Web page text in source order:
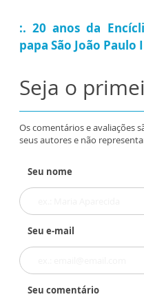
:. 20 anos da
papa São João Paulo
Seja o
Os comentários e avaliações
seus autores e não
Seu nome
Seu e-mail
Seu comentário